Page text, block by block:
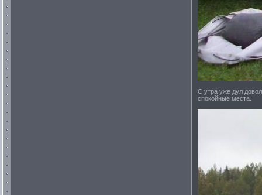
С утра уже дул
спокойные места.